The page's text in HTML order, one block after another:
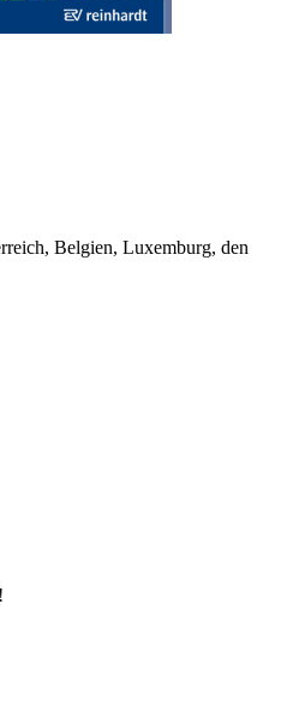
Belgien, Luxemburg, den